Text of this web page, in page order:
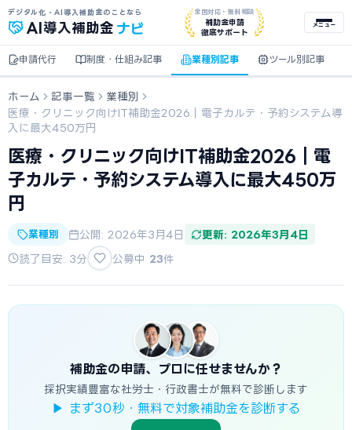
デジタル化・AI導入補助金のことなら
AI 導入補助金 ナビ
全国対応・無料相談
補助金申請
徹底サポート
メニュー
申請代行 制度・仕組み記事 業種別記事 ツール別記事
ホーム 記事一覧
業種別
医療・クリニック向けIT補助金2026｜電子カルテ・予約システム導
入に最大450万円
医療・クリニック向けIT補助金2026｜電
子カルテ・予約システム導入に最大450万
円
業種別 公開: 2026年3月4日 更新: 2026年3月4日
読了目安: 3分 公募中 23件
補助金の申請、プロに任せませんか？
採択実績豊富な社労士・行政書士が無料で診断します
▶ まず30秒・無料で対象補助金を診断する